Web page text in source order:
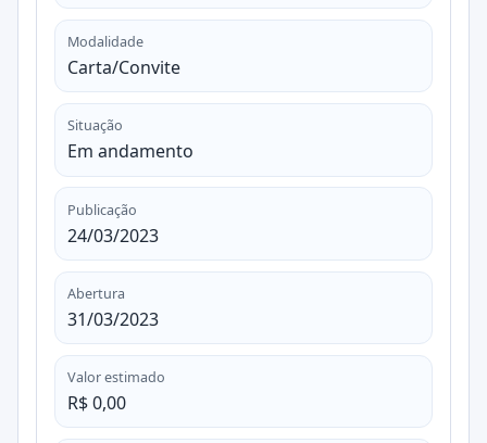
Modalidade
Carta/Convite
Situação
Em andamento
Publicação
24/03/2023
Abertura
31/03/2023
Valor estimado
R$ 0,00